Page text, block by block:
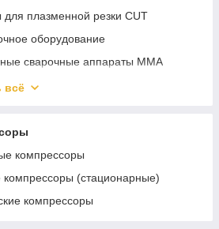
для плазменной резки CUT
оборудование
сварочные аппараты ММА
полуавтоматы MIG/MAG
и комплектующие для сварки и
всё
компрессоры
компрессоры (стационарные)
компрессоры